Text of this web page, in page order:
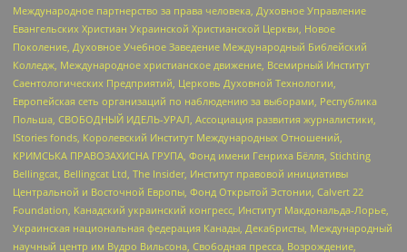
Международное партнерство за права человека, Духовное Управление
Евангельских Христиан Украинской Христианской Церкви, Новое
Поколение, Духовное Учебное Заведение Международный Библейский
Колледж, Международное христианское движение, Всемирный Институт
Саентологических Предприятий, Церковь Духовной Технологии,
Европейская сеть организаций по наблюдению за выборами, Республика
Польша, СВОБОДНЫЙ ИДЕЛЬ-УРАЛ, Ассоциация развития журналистики,
IStories fonds, Королевский Институт Международных Отношений,
КРИМСЬКА ПРАВОЗАХИСНА ГРУПА, Фонд имени Генриха Бёлля, Stichting
Bellingcat, Bellingcat Ltd, The Insider, Институт правовой инициативы
Центральной и Восточной Европы, Фонд Открытой Эстонии, Calvert 22
Foundation, Канадский украинский конгресс, Институт Макдональда-Лорье,
Украинская национальная федерация Канады, Декабристы, Международный
научный центр им Вудро Вильсона, Свободная пресса, Возрождение,